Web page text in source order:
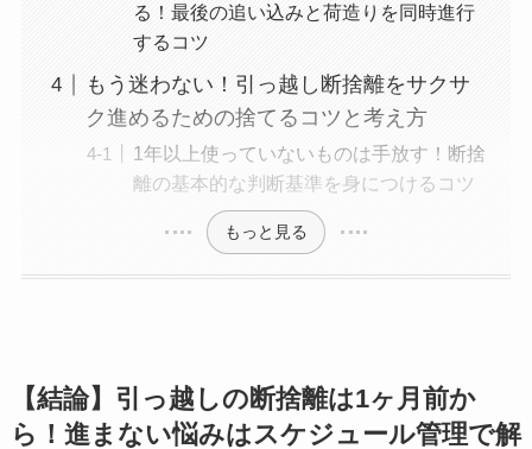
る！最後の追い込みと荷造りを同時進行
するコツ
もう迷わない！引っ越し断捨離をサクサ
ク進めるための捨てるコツと考え方
1年以上使っていないものは手放す！断捨
離の基本的な判断基準を身につけるコツ
もっと見る
【結論】引っ越しの断捨離は1ヶ月前か
ら！進まない悩みはスケジュール管理で解